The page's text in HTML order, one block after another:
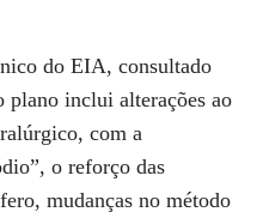
do EIA, consultado
plano inclui alterações ao
com a
o reforço das
mudanças no método